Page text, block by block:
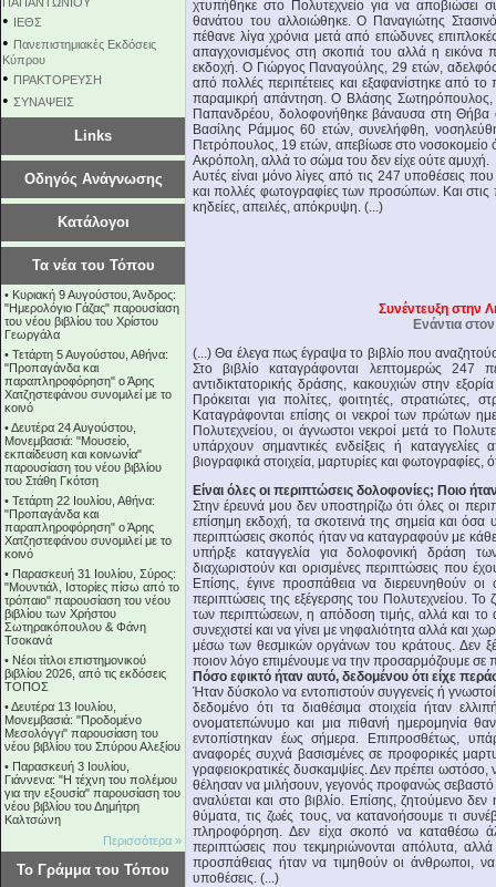
• ΙΕΘΣ
• Πανεπιστημιακές Εκδόσεις
Κύπρου
• ΠΡΑΚΤΟΡΕΥΣΗ
• ΣΥΝΑΨΕΙΣ
Links
Οδηγός Ανάγνωσης
Κατάλογοι
Τα νέα του Τόπου
• Κυριακή 9 Αυγούστου, Άνδρος:
"Ημερολόγιο Γάζας" παρουσίαση
του νέου βιβλίου του Χρίστου
Γεωργάλα
• Τετάρτη 5 Αυγούστου, Αθήνα:
"Προπαγάνδα και
παραπληροφόρηση" ο Άρης
Χατζηστεφάνου συνομιλεί με το
κοινό
•Δευτέρα 24 Αυγούστου,
Μονεμβασιά: "Μουσείο,
εκπαίδευση και κοινωνία"
παρουσίαση του νέου βιβλίου
του Στάθη Γκότση
• Τετάρτη 22 Ιουλίου, Αθήνα:
"Προπαγάνδα και
παραπληροφόρηση" ο Άρης
Χατζηστεφάνου συνομιλεί με το
κοινό
• Παρασκευή 31 Ιουλίου, Σύρος:
"Μουντιάλ, Ιστορίες πίσω από το
τρόπαιο" παρουσίαση του νέου
βιβλίου των Χρήστου
Σωτηρακόπουλου & Φάνη
Τσοκανά
• Νέοι τίτλοι επιστημονικού
βιβλίου 2026, από τις εκδόσεις
ΤΟΠΟΣ
•Δευτέρα 13 Ιουλίου,
Μονεμβασιά: "Προδομένο
Μεσολόγγι" παρουσίαση του
νέου βιβλίου του Σπύρου Αλεξίου
• Παρασκευή 3 Ιουλίου,
Γιάννενα: "Η τέχνη του πολέμου
για την εξουσία" παρουσίαση του
νέου βιβλίου του Δημήτρη
Καλτσώνη
Περισσότερα »
Το Γράμμα του Τόπου
χτυπήθηκε στο Πολυτεχνείο για να αποβιώσει
θανάτου του αλλοιώθηκε. Ο Παναγιώτης
πέθανε λίγα χρόνια μετά από επώδυνες
απαγχονισμένος στη σκοπιά του αλλά η εικόνα
εκδοχή. Ο Γιώργος Παναγούλης, 29 ετών,
από πολλές περιπέτειες και εξαφανίστηκε από
παραμικρή απάντηση. Ο Βλάσης Σωτηρόπουλος,
Παπανδρέου, δολοφονήθηκε βάναυσα στη Θήβα
Βασίλης Ράμμος 60 ετών, συνελήφθη,
Πετρόπουλος, 19 ετών, απεβίωσε στο νοσοκομείο
Ακρόπολη, αλλά το σώμα του δεν είχε ούτε αμυχή.
Αυτές είναι μόνο λίγες από τις 247 υποθέσεις
και πολλές φωτογραφίες των προσώπων. Και στις
κηδείες, απειλές, απόκρυψη. (...)
Συνέντευξη στην
Ενάντια
(...) Θα έλεγα πως έγραψα το βιβλίο που
Στο βιβλίο καταγράφονται λεπτομερώς 247
αντιδικτατορικής δράσης, κακουχιών στην
Πρόκειται για πολίτες, φοιτητές, στρατιώτες,
Καταγράφονται επίσης οι νεκροί των πρώτων
Πολυτεχνείου, οι άγνωστοι νεκροί μετά το
υπάρχουν σημαντικές ενδείξεις ή
βιογραφικά στοιχεία, μαρτυρίες και φωτογραφίες,
Είναι όλες οι περιπτώσεις δολοφονίες; Ποιο
Στην έρευνά μου δεν υποστηρίζω ότι όλες οι
επίσημη εκδοχή, τα σκοτεινά της σημεία και όσα
περιπτώσεις σκοπός ήταν να καταγραφούν με κάθε
υπήρξε καταγγελία για δολοφονική δράση
διαχωριστούν και ορισμένες περιπτώσεις που
Επίσης, έγινε προσπάθεια να διερευνηθούν
περιπτώσεις της εξέγερσης του Πολυτεχνείου.
των περιπτώσεων, η απόδοση τιμής, αλλά και το
συνεχιστεί και να γίνει με νηφαλιότητα αλλά και
μέσω των θεσμικών οργάνων του κράτους. Δεν
ποιον λόγο επιμένουμε να την προσαρμόζουμε σε
Πόσο εφικτό ήταν αυτό, δεδομένου ότι είχε
Ήταν δύσκολο να εντοπιστούν συγγενείς ή
δεδομένο ότι τα διαθέσιμα στοιχεία ήταν
ονοματεπώνυμο και μια πιθανή ημερομηνία
εντοπίστηκαν έως σήμερα. Επιπροσθέτως,
αναφορές συχνά βασισμένες σε προφορικές
γραφειοκρατικές δυσκαμψίες. Δεν πρέπει ωστόσο,
θέλησαν να μιλήσουν, γεγονός προφανώς
αναλύεται και στο βιβλίο. Επίσης, ζητούμενο
θύματα, τις ζωές τους, να κατανοήσουμε τι
πληροφόρηση. Δεν είχα σκοπό να καταθέσω
περιπτώσεις που τεκμηριώνονται απόλυτα,
προσπάθειας ήταν να τιμηθούν οι άνθρωποι,
υποθέσεις. (...)